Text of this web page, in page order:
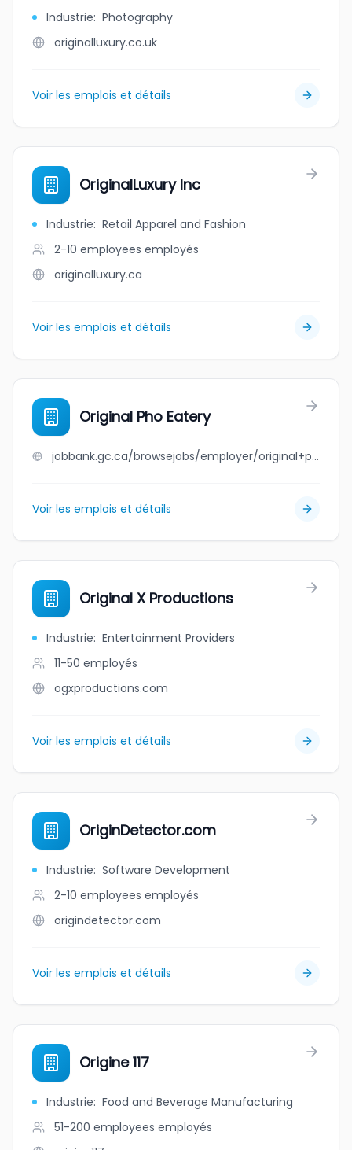
Industrie: Photography
originalluxury.co.uk
Voir les emplois et détails
OriginalLuxury Inc
Industrie: Retail Apparel and Fashion
2-10 employees employés
originalluxury.ca
Voir les emplois et détails
Original Pho Eatery
jobbank.gc.ca/browsejobs/employer/original+pho+eatery/ca
Voir les emplois et détails
Original X Productions
Industrie: Entertainment Providers
11-50 employés
ogxproductions.com
Voir les emplois et détails
OriginDetector.com
Industrie: Software Development
2-10 employees employés
origindetector.com
Voir les emplois et détails
Origine 117
Industrie: Food and Beverage Manufacturing
51-200 employees employés